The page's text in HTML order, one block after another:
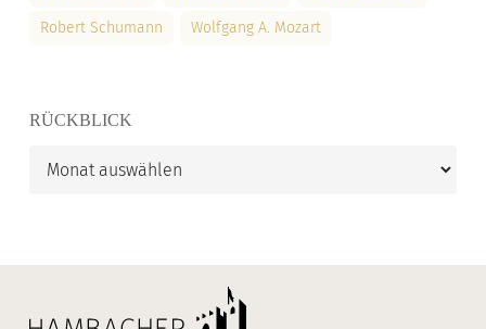
Robert Schumann Wolfgang A. Mozart
RÜCKBLICK
Rückblick